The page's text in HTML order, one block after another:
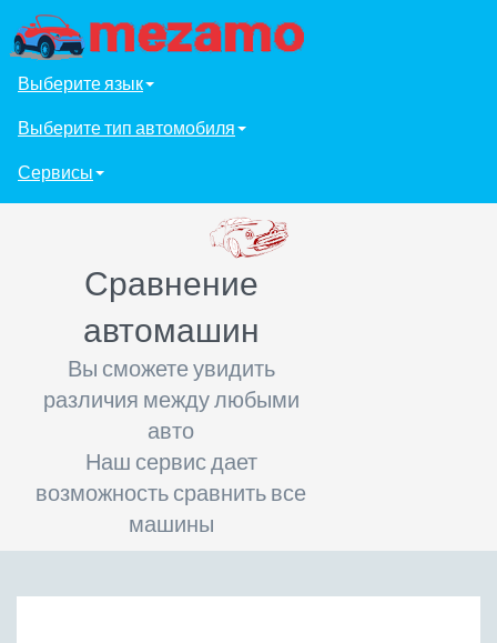
Выберите язык
Выберите тип автомобиля
Сервисы
Сравнение
автомашин
Вы сможете увидить
различия между любыми
авто
Наш сервис дает
возможность сравнить все
машины